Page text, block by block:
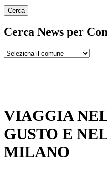
Cerca
Cerca News per
VIAGGIA
GUSTO E
MILANO